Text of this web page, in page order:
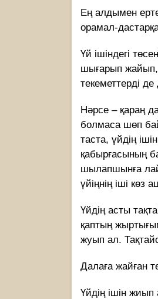
Ең алдымен
орамал-
Үй ішіндегі
шығарып жайып,
текеметтерді
Нəрсе – қараң
болмаса шөп
таста, үйдің
қабырғасының
шылапшынға
үйіңнің іші көз
Үйдің асты
қаптың
жуып ал.
Далаға жайған
Үйдің ішін жиып